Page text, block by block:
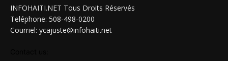
INFOHAITI.NET Tous Droits Réservés
Teléphone: 508-498-0200
Courriel: ycajuste@infohaiti.net